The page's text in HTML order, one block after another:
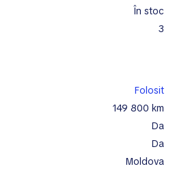
în stoc
3
Folosit
149 800 km
Da
Da
Moldova